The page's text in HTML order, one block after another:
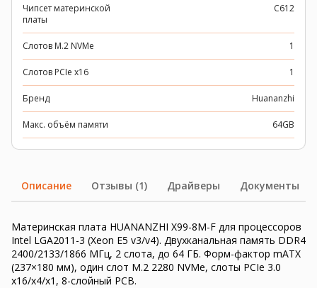
Чипсет материнской
платы
C612
Слотов M.2 NVMe 1
Слотов PCIe x16 1
Бренд Huananzhi
Макс. объём памяти 64GB
Описание Отзывы (1) Драйверы Документы
Материнская плата HUANANZHI X99-8M-F для процессоров
Intel LGA2011-3 (Xeon E5 v3/v4). Двухканальная память DDR4
2400/2133/1866 МГц, 2 слота, до 64 ГБ. Форм-фактор mATX
(237×180 мм), один слот M.2 2280 NVMe, слоты PCIe 3.0
x16/x4/x1, 8-слойный PCB.